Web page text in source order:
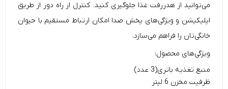
می‌توانید از هدررفت غذا جلوگیری کنید. کنترل از راه دور از طریق
اپلیکیشن و ویژگی‌های پخش صدا امکان ارتباط مستقیم با حیوان
خانگی‌تان را فراهم می‌سازد.
ویژگی‌های محصول:
منبع تغذیه باتری(3 عدد)
ظرفیت مخزن 6 لیتر